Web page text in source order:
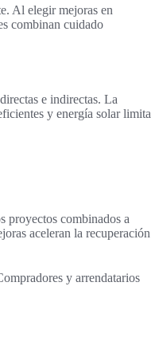
Al elegir mejoras en
combinan cuidado
e indirectas. La
y energía solar limita
proyectos combinados a
aceleran la recuperación
y arrendatarios